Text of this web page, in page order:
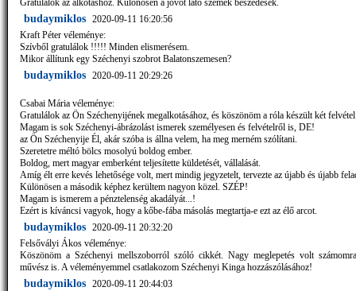
Gratulálok az alkotáshoz. Különösen a jövőt látó szemek beszédesek.
budaymiklos 2020-09-11 16:20:56
Kraft Péter véleménye:
Szívből gratulálok !!!!! Minden elismerésem.
Mikor állítunk egy Széchenyi szobrot Balatonszemesen?
budaymiklos 2020-09-11 20:29:26
Csabai Mária véleménye:
Gratulálok az Ön Széchenyijének megalkotásához, és köszönöm a róla készült két
Magam is sok Széchenyi-ábrázolást ismerek személyesen és felvételről is, DE!
az Ön Széchenyije Él, akár szóba is állna velem, ha meg merném szólítani.
Szeretetre méltó bölcs mosolyú boldog ember.
Boldog, mert magyar emberként teljesítette küldetését, vállalását.
Amíg élt erre kevés lehetősége volt, mert mindig jegyzetelt, tervezte az újabb és újabb
Különösen a második képhez kerültem nagyon közel. SZÉP!
Magam is ismerem a pénztelenség akadályát...!
Ezért is kíváncsi vagyok, hogy a kőbe-fába másolás megtartja-e ezt az élő arcot.
budaymiklos 2020-09-11 20:32:20
Felsővályi Ákos véleménye:
Köszönöm a Széchenyi mellszoborról szóló cikkét. Nagy meglepetés volt
művész is. A véleményemmel csatlakozom Széchenyi Kinga hozzászólásához!
budaymiklos 2020-09-11 20:44:03